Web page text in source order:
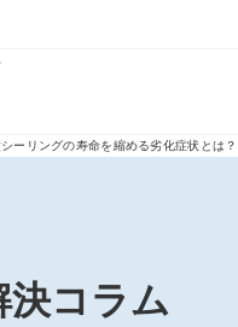
ーリングの寿命を縮める劣化症状とは
決コラム